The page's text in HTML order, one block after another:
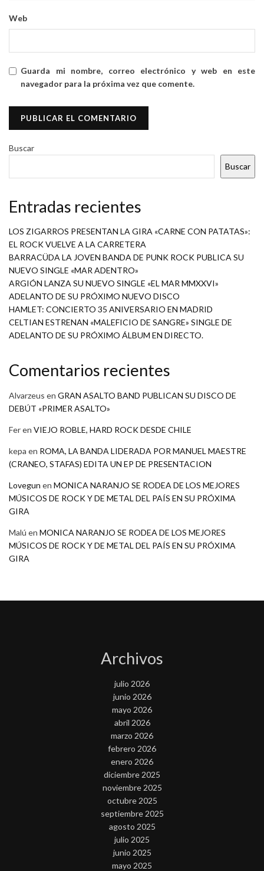
Web
Guarda mi nombre, correo electrónico y web en este
navegador para la próxima vez que comente.
Buscar
Buscar
Entradas recientes
LOS ZIGARROS PRESENTAN LA GIRA «CARNE CON PATATAS»:
EL ROCK VUELVE A LA CARRETERA
BARRACÜDA LA JOVEN BANDA DE PUNK ROCK PUBLICA SU
NUEVO SINGLE «MAR ADENTRO»
ARGIÓN LANZA SU NUEVO SINGLE «EL MAR MMXXVI»
ADELANTO DE SU PRÓXIMO NUEVO DISCO
HAMLET: CONCIERTO 35 ANIVERSARIO EN MADRID
CELTIAN ESTRENAN «MALEFICIO DE SANGRE» SINGLE DE
ADELANTO DE SU PRÓXIMO ÁLBUM EN DIRECTO.
Comentarios recientes
Alvarzeus en GRAN ASALTO BAND PUBLICAN SU DISCO DE
DEBÚT «PRIMER ASALTO»
Feren VIEJO ROBLE, HARD ROCK DESDE CHILE
kepa en ROMA, LA BANDA LIDERADA POR MANUEL MAESTRE
(CRANEO, STAFAS) EDITA UN EP DE PRESENTACION
Lovegun en MONICA NARANJO SE RODEA DE LOS MEJORES
MÚSICOS DE ROCK Y DE METAL DEL PAÍS EN SU PRÓXIMA
GIRA
Malú en MONICA NARANJO SE RODEA DE LOS MEJORES
MÚSICOS DE ROCK Y DE METAL DEL PAÍS EN SU PRÓXIMA
GIRA
Archivos
julio 2026
junio 2026
mayo 2026
abril 2026
marzo 2026
febrero 2026
enero 2026
diciembre 2025
noviembre 2025
octubre 2025
septiembre 2025
agosto 2025
julio 2025
junio 2025
mayo 2025